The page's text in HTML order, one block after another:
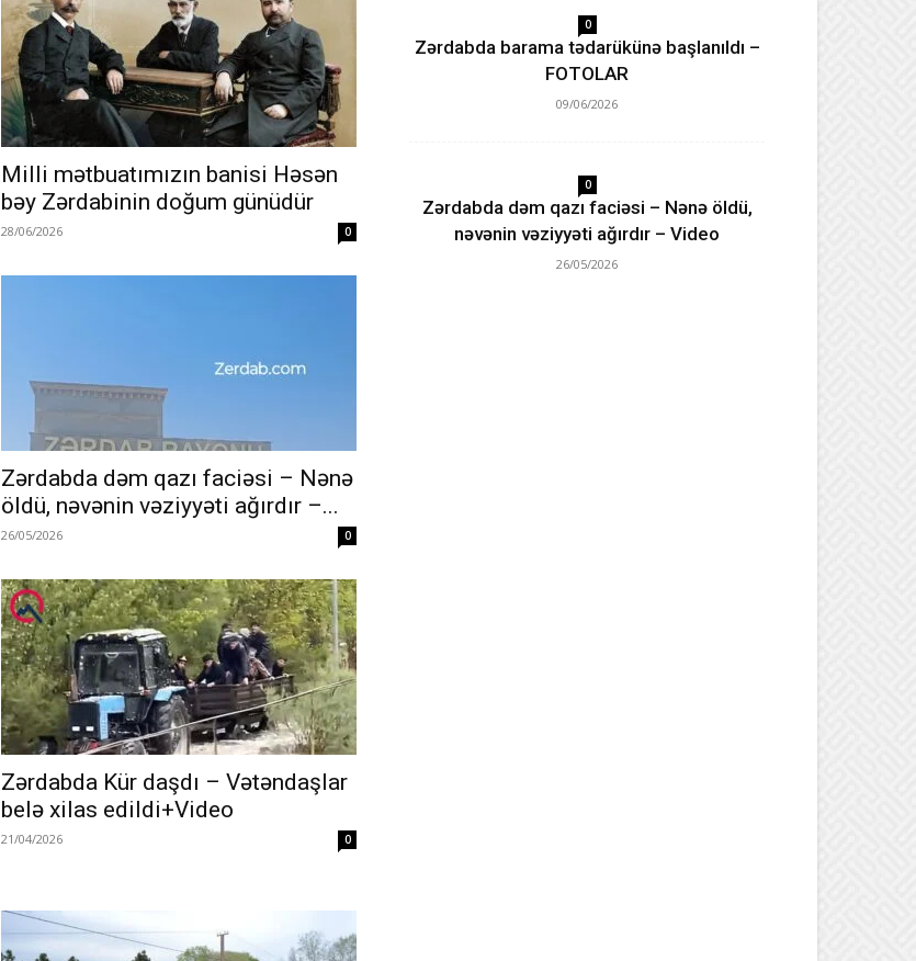
Milli mətbuatımızın banisi Həsən
bəy Zərdabinin doğum günüdür
28/06/2026 0
Zərdabda dəm qazı faciəsi – Nənə
öldü, nəvənin vəziyyəti ağırdır –...
26/05/2026 0
Zərdabda Kür daşdı – Vətəndaşlar
belə xilas edildi+Video
21/04/2026 0
0
Zərdabda barama tədarükünə başlanıldı –
FOTOLAR
09/06/2026
0
Zərdabda dəm qazı faciəsi – Nənə öldü,
nəvənin vəziyyəti ağırdır – Video
26/05/2026